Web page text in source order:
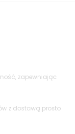
zapewniając
z dostawą prosto